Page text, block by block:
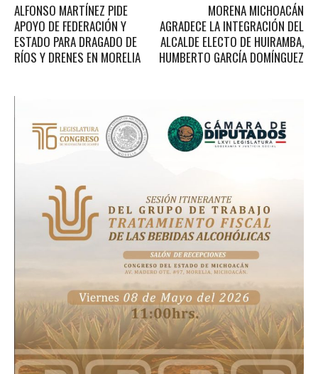
ALFONSO MARTÍNEZ PIDE
APOYO DE FEDERACIÓN Y
ESTADO PARA DRAGADO DE
RÍOS Y DRENES EN MORELIA
MORENA MICHOACÁN
AGRADECE LA INTEGRACIÓN DEL
ALCALDE ELECTO DE HUIRAMBA,
HUMBERTO GARCÍA DOMÍNGUEZ